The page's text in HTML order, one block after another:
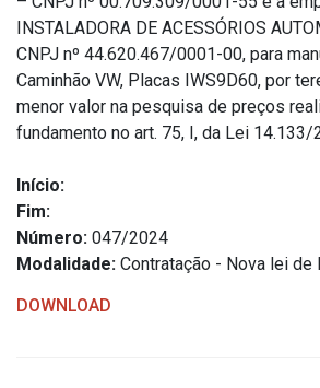
Secretarias
Administração
Agricultura e Meio Ambiente
Educação, Cultura, Desporto e
Obras
Saúde
INSTALADORA DE ACESSÓRIOS
CNPJ nº 44.620.467/0001-00, para
Caminhão VW, Placas IWS9D60, por
menor valor na pesquisa de preços
fundamento no art. 75, I, da Lei 14.133/
Início:
Fim:
Número: 047/2024
Modalidade: Contratação - Nova lei de
DOWNLOAD